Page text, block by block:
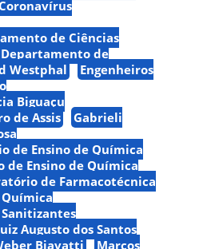
de Ciências
Departamento de
Westphal
Engenheiros
Biguaçu
de Assis
Gabrieli
de Ensino de Química
de Ensino de Química
de Farmacotécnica
Augusto dos Santos
Biavatti Marcos